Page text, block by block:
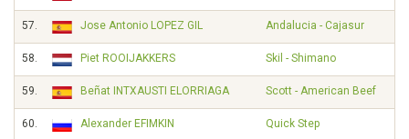
57. Jose Antonio LOPEZ GIL Andalucia - Cajasur
58. Piet ROOIJAKKERS Skil - Shimano
59. Beñat INTXAUSTI ELORRIAGA Scott - American Beef
60. Alexander EFIMKIN Quick Step